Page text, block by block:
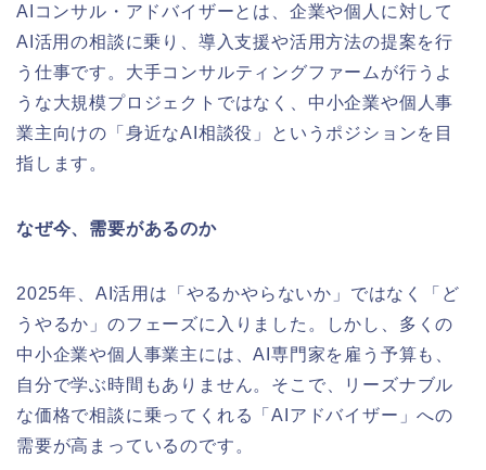
AIコンサル・アドバイザーとは、企業や個人に対して
AI活用の相談に乗り、導入支援や活用方法の提案を行
う仕事です。大手コンサルティングファームが行うよ
うな大規模プロジェクトではなく、中小企業や個人事
業主向けの「身近なAI相談役」というポジションを目
指します。
なぜ今、需要があるのか
2025年、AI活用は「やるかやらないか」ではなく「ど
うやるか」のフェーズに入りました。しかし、多くの
中小企業や個人事業主には、AI専門家を雇う予算も、
自分で学ぶ時間もありません。そこで、リーズナブル
な価格で相談に乗ってくれる「AIアドバイザー」への
需要が高まっているのです。